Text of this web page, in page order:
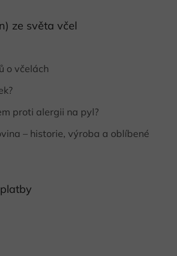
ze světa včel
o včelách
proti alergii na pyl?
– historie, výroba a oblíbené